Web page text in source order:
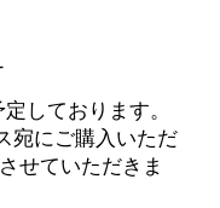
しております。
宛にご購入いただ
せていただきま